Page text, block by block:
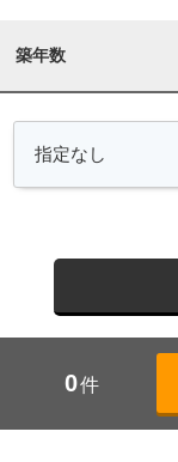
築年数
0件